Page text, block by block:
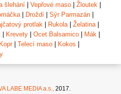
šlehání | Vepřové maso | Žloutek |
| Droždí | Sýr Parmazán |
protlak | Rukola | Želatina |
| Krevety | Ocet Balsamico | Mák |
Kopr| Telecí maso | Kokos |
LABE MEDIA a.s.,
2017.